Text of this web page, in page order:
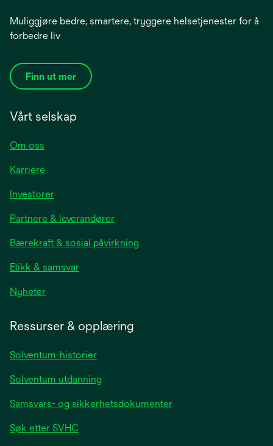
Muliggjøre bedre, smartere, tryggere helsetjenester for å
forbedre liv
Finn ut mer
Vårt selskap
Om oss
Karriere
Investoreropens
a
new
Partnere & leverandører
Bærekraft & sosial påvirkning
Etikk & samsvar
Nyheteropens
Ressurser & opplæring
Solventum-historier
Solventum utdanning
Samsvars- og sikkerhetsdokumenter
Søk etter SVHC